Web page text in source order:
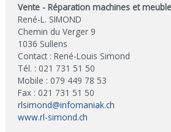
Vente - Réparation machines et
René-L. SIMOND
Chemin du Verger 9
1036 Sullens
Contact : René-Louis Simond
Tél. : 021 731 51 50
Mobile : 079 449 78 53
Fax : 021 731 51 50
rlsimond@infomaniak.ch
www.rl-simond.ch